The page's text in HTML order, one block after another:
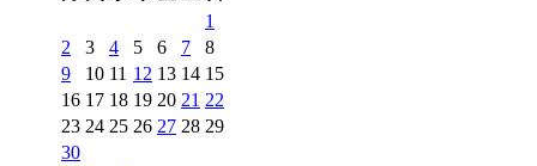
1
2
3 4 5 6 7
8
9
10 11 12 13 14 15
16 17 18 19 20 21 22
23 24 25 26 27 28 29
30